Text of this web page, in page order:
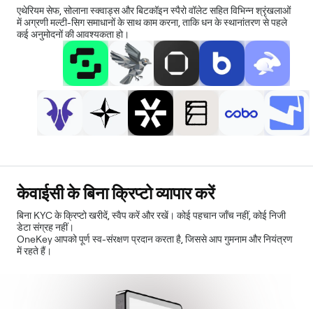
एथेरियम सेफ, सोलाना स्क्वाड्स और बिटकॉइन स्पैरो वॉलेट सहित विभिन्न श्रृंखलाओं
में अग्रणी मल्टी-सिग समाधानों के साथ काम करना, ताकि धन के स्थानांतरण से पहले
कई अनुमोदनों की आवश्यकता हो।
केवाईसी के बिना क्रिप्टो व्यापार करें
बिना KYC के क्रिप्टो खरीदें, स्वैप करें और रखें। कोई पहचान जाँच नहीं, कोई निजी
डेटा संग्रह नहीं।
OneKey आपको पूर्ण स्व-संरक्षण प्रदान करता है, जिससे आप गुमनाम और नियंत्रण
में रहते हैं।